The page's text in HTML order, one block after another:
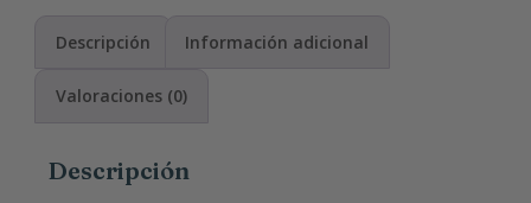
Descripción Información adicional
Valoraciones (0)
Descripción